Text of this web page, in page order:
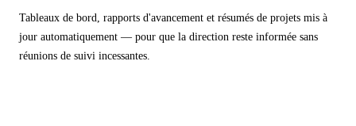
Tableaux de bord, rapports d'avancement et résumés de projets mis à
jour automatiquement — pour que la direction reste informée sans
réunions de suivi incessantes.